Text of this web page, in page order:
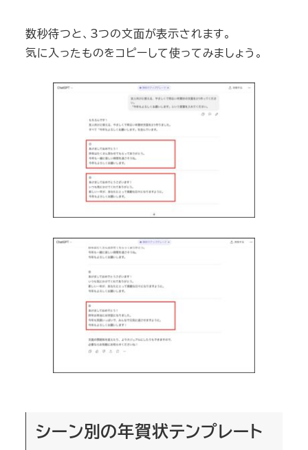
数秒待つと、3つの文面が表示されます。
気に入ったものをコピーして使ってみましょう。
シーン別の年賀状テンプレート